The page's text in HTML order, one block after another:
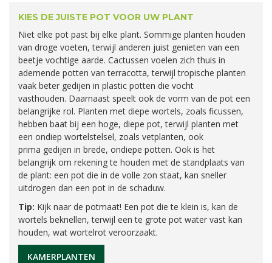
KIES DE JUISTE POT VOOR UW PLANT
Niet elke pot past bij elke plant. Sommige planten houden
van droge voeten, terwijl anderen juist genieten van een
beetje vochtige aarde. Cactussen voelen zich thuis in
ademende potten van terracotta, terwijl tropische planten
vaak beter gedijen in plastic potten die vocht
vasthouden. Daarnaast speelt ook de vorm van de pot een
belangrijke rol. Planten met diepe wortels, zoals ficussen,
hebben baat bij een hoge, diepe pot, terwijl planten met
een ondiep wortelstelsel, zoals vetplanten, ook
prima gedijen in brede, ondiepe potten. Ook is het
belangrijk om rekening te houden met de standplaats van
de plant: een pot die in de volle zon staat, kan sneller
uitdrogen dan een pot in de schaduw.
Tip: Kijk naar de potmaat! Een pot die te klein is, kan de
wortels beknellen, terwijl een te grote pot water vast kan
houden, wat wortelrot veroorzaakt.
KAMERPLANTEN